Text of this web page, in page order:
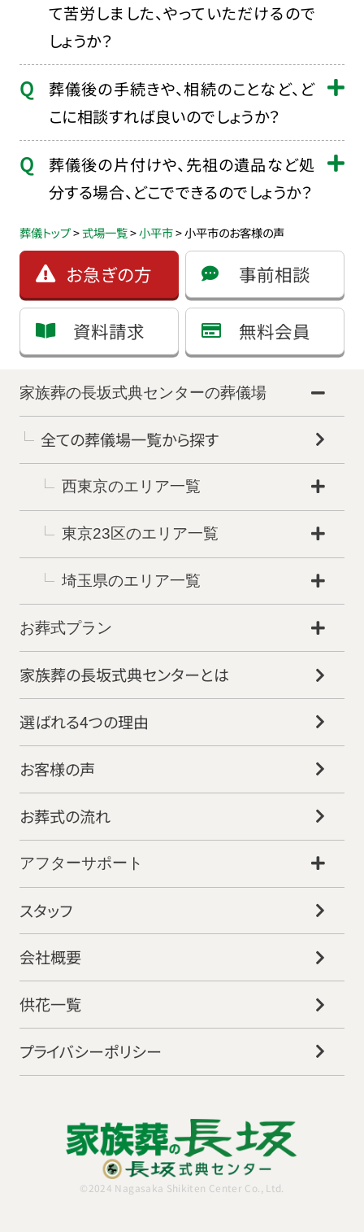
て苦労しました、やっていただけるので
しょうか？
葬儀後の手続きや、相続のことなど、ど
こに相談すれば良いのでしょうか？
葬儀後の片付けや、先祖の遺品など処
分する場合、どこでできるのでしょうか？
葬儀トップ>式場一覧>小平市>小平市のお客様の声
お急ぎの方 事前相談
資料請求 無料会員
家族葬の長坂式典センターの葬儀場
全ての葬儀場一覧から探す
西東京のエリア一覧
東京23区のエリア一覧
埼玉県のエリア一覧
お葬式プラン
家族葬の長坂式典センターとは
選ばれる4つの理由
お客様の声
お葬式の流れ
アフターサポート
スタッフ
会社概要
供花一覧
プライバシーポリシー
©2024 Nagasaka Shikiten Center Co., Ltd.